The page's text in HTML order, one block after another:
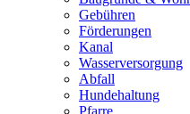
Gebühren
Förderungen
Kanal
Wasserversorgung
Abfall
Hundehaltung
Pfarre